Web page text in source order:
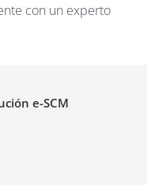
con un experto
e-SCM